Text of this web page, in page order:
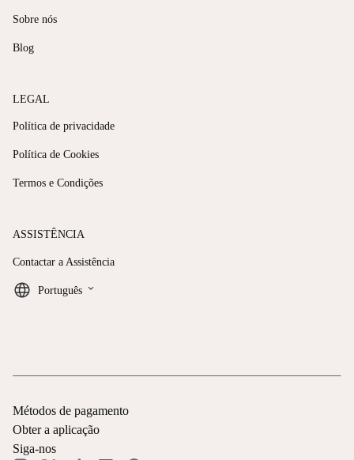
Sobre nós
Blog
LEGAL
Política de privacidade
Política de Cookies
Termos e Condições
ASSISTÊNCIA
Contactar a Assistência
Português keyboard_arrow_down
Métodos de pagamento
Obter a aplicação
Siga-nos